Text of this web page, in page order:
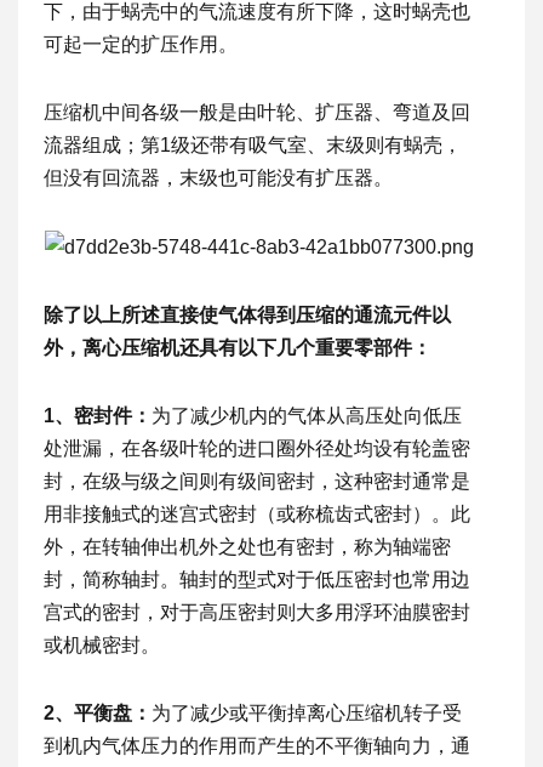
下，由于蜗壳中的气流速度有所下降，这时蜗壳也
可起一定的扩压作用。
压缩机中间各级一般是由叶轮、扩压器、弯道及回
流器组成；第1级还带有吸气室、末级则有蜗壳，
但没有回流器，末级也可能没有扩压器。
除了以上所述直接使气体得到压缩的通流元件以
外，离心压缩机还具有以下几个重要零部件：
1、密封件： 为了减少机内的气体从高压处向低压
处泄漏，在各级叶轮的进口圈外径处均设有轮盖密
封，在级与级之间则有级间密封，这种密封通常是
用非接触式的迷宫式密封（或称梳齿式密封）。此
外，在转轴伸出机外之处也有密封，称为轴端密
封，简称轴封。轴封的型式对于低压密封也常用边
宫式的密封，对于高压密封则大多用浮环油膜密封
或机械密封。
2、平衡盘： 为了减少或平衡掉离心压缩机转子受
到机内气体压力的作用而产生的不平衡轴向力，通